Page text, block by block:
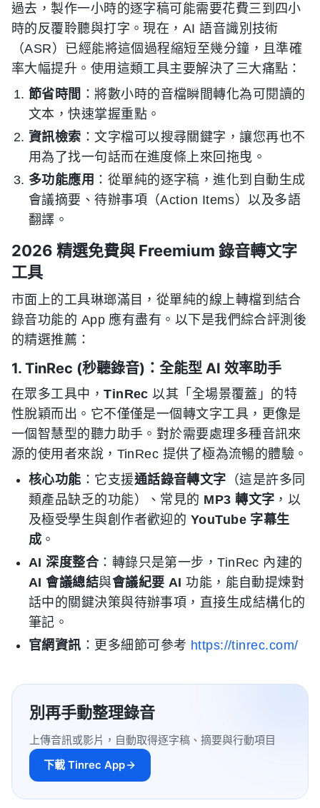
過去，製作一小時的逐字稿可能需要花費三到四小
時的反覆聆聽與打字。現在，AI 語音識別技術
（ASR）已經能將這個過程縮短至幾分鐘，且準確
率大幅提升。使用這類工具主要解決了三大痛點：
節省時間 ：將數小時的音檔瞬間轉化為可閱讀的
文本，快速掌握重點。
資訊檢索 ：文字檔可以搜尋關鍵字，讓您再也不
用為了找一句話而在進度條上來回拖曳。
多功能應用 ：從單純的逐字稿，進化到自動生成
會議摘要、待辦事項（Action Items）以及多語
翻譯。
2026 精選免費與 Freemium 錄音轉文字
工具
市面上的工具琳瑯滿目，從單純的線上轉檔到結合
錄音功能的 App 應有盡有。以下是我們綜合評測後
的精選推薦：
1. TinRec (秒聽錄音)：全能型 AI 效率助手
在眾多工具中，TinRec 以其「全場景覆蓋」的特
性脫穎而出。它不僅僅是一個轉文字工具，更像是
一個智慧型的聽力助手。對於需要處理多種音訊來
源的使用者來說，TinRec 提供了極為流暢的體驗。
核心功能 ：它支援通話錄音轉文字 （這是許多同
類產品缺乏的功能）、常見的 MP3 轉文字 ，以
及極受學生與創作者歡迎的 YouTube 字幕生
成 。
AI 深度整合：轉錄只是第一步，TinRec 內建的
AI 會議總結與會議紀要 AI 功能，能自動提煉對
話中的關鍵決策與待辦事項，直接生成結構化的
筆記。
官網資訊：更多細節可參考 https://tinrec.com/
別再手動整理錄音
上傳音訊或影片，自動取得逐字稿、摘要與行動項目
下載 Tinrec App